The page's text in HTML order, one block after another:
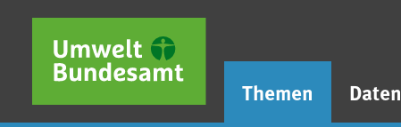
Direkt zum Inhalt
Direkt zum Hauptmenü
Direkt zur Fußzeile
Themen Daten